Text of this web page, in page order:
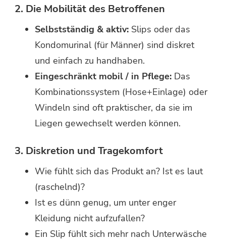
2. Die Mobilität des Betroffenen
Selbstständig & aktiv: Slips oder das
Kondomurinal (für Männer) sind diskret
und einfach zu handhaben.
Eingeschränkt mobil / in Pflege: Das
Kombinationssystem (Hose+Einlage) oder
Windeln sind oft praktischer, da sie im
Liegen gewechselt werden können.
3. Diskretion und Tragekomfort
Wie fühlt sich das Produkt an? Ist es laut
(raschelnd)?
Ist es dünn genug, um unter enger
Kleidung nicht aufzufallen?
Ein Slip fühlt sich mehr nach Unterwäsche